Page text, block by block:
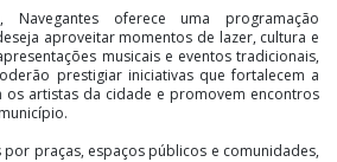
oferece uma programação
aproveitar momentos de lazer, cultura e
musicais e eventos tradicionais,
prestigiar iniciativas que fortalecem a
os artistas da cidade e promovem encontros
praças, espaços públicos e comunidades,